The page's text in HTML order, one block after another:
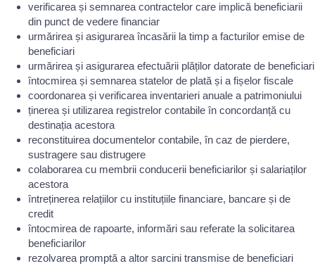
verificarea și semnarea contractelor care implică beneficiarii
din punct de vedere financiar
urmărirea și asigurarea încasării la timp a facturilor emise de
beneficiari
urmărirea și asigurarea efectuării plăților datorate de beneficiari
întocmirea și semnarea statelor de plată și a fișelor fiscale
coordonarea și verificarea inventarieri anuale a patrimoniului
ținerea și utilizarea registrelor contabile în concordanță cu
destinația acestora
reconstituirea documentelor contabile, în caz de pierdere,
sustragere sau distrugere
colaborarea cu membrii conducerii beneficiarilor și salariaților
acestora
întreținerea relațiilor cu instituțiile financiare, bancare și de
credit
întocmirea de rapoarte, informări sau referate la solicitarea
beneficiarilor
rezolvarea promptă a altor sarcini transmise de beneficiari